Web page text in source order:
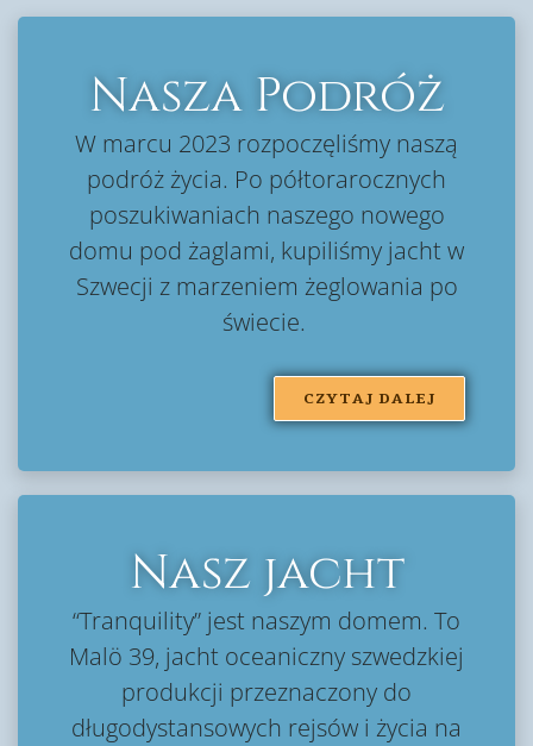
Nasza Podróż
W marcu 2023 rozpoczęliśmy naszą
podróż życia. Po półtorarocznych
poszukiwaniach naszego nowego
domu pod żaglami, kupiliśmy jacht w
Szwecji z marzeniem żeglowania po
świecie.
CZYTAJ DALEJ
Nasz jacht
“Tranquility” jest naszym domem. To
Malö 39, jacht oceaniczny szwedzkiej
produkcji przeznaczony do
długodystansowych rejsów i życia na